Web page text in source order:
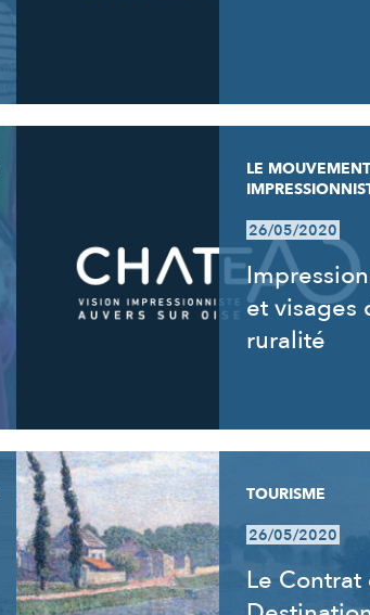
LE MOUVEMENT
26/05/2020
et visages
ruralité
TOURISME
26/05/2020
Le Contrat